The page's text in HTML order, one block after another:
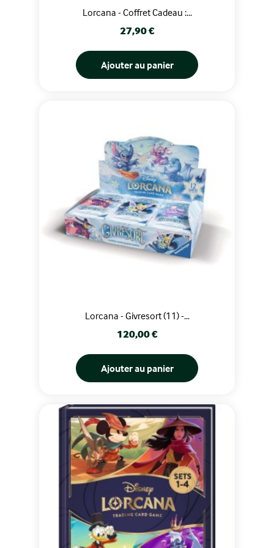
Lorcana - Coffret Cadeau :...
Prix
27,90 €
Ajouter au panier
Lorcana - Givresort (11) -...
Prix
120,00 €
Ajouter au panier